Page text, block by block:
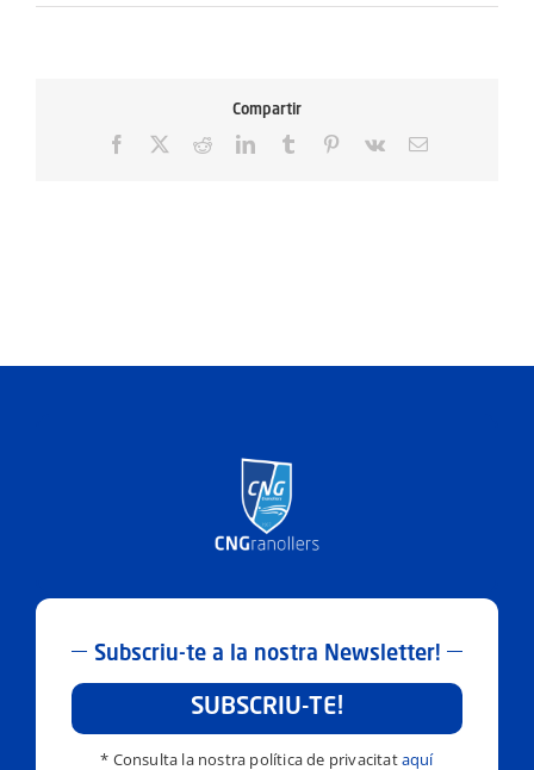
Compartir
Facebook RedditLinkedInTumblr Pinterest
Vk Email:
Subscriu-te a la nostra Newsletter!
SUBSCRIU-TE!
* Consulta la nostra política de privacitataquí